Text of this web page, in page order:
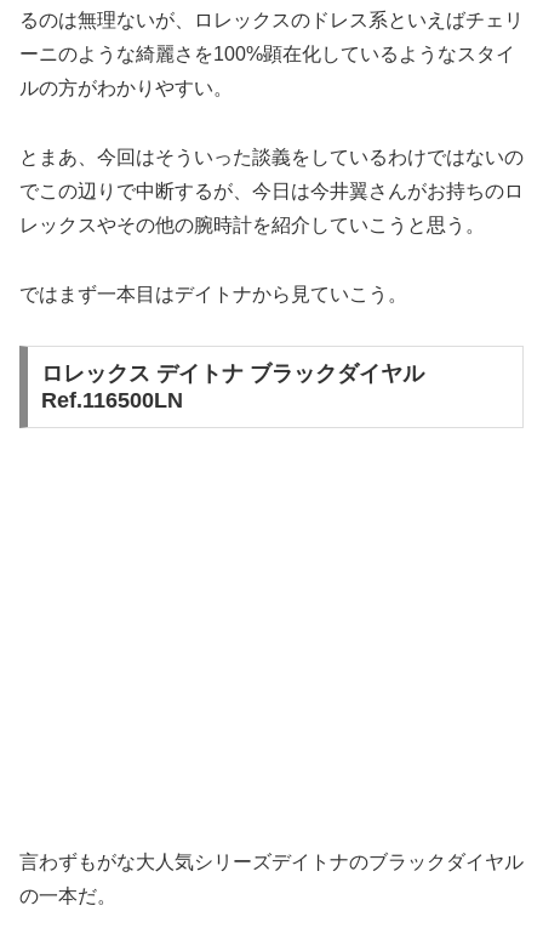
るのは無理ないが、ロレックスのドレス系といえばチェリ
ーニのような綺麗さを100%顕在化しているようなスタイ
ルの方がわかりやすい。
とまあ、今回はそういった談義をしているわけではないの
でこの辺りで中断するが、今日は今井翼さんがお持ちのロ
レックスやその他の腕時計を紹介していこうと思う。
ではまず一本目はデイトナから見ていこう。
ロレックス デイトナ ブラックダイヤル
Ref.116500LN
言わずもがな大人気シリーズデイトナのブラックダイヤル
の一本だ。